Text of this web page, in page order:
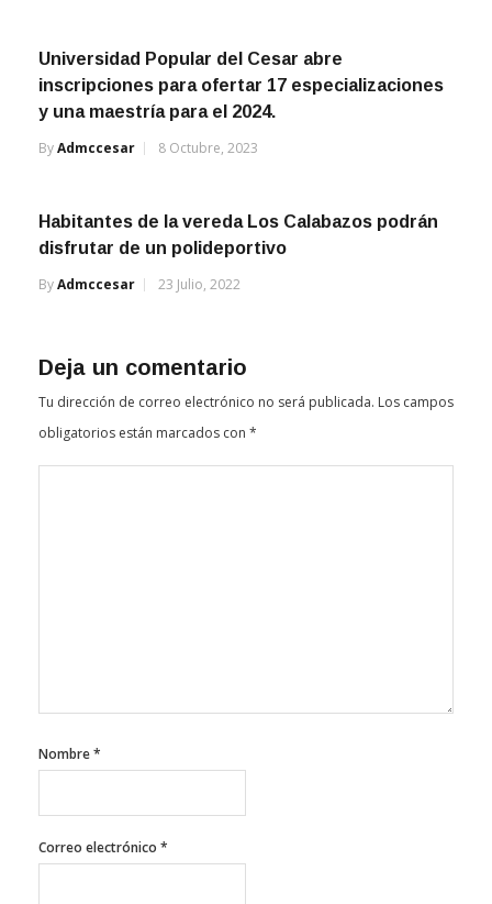
Universidad Popular del Cesar abre
inscripciones para ofertar 17 especializaciones
y una maestría para el 2024.
ByAdmccesar 8 Octubre, 2023
Habitantes de la vereda Los Calabazos podrán
disfrutar de un polideportivo
ByAdmccesar 23 Julio, 2022
Deja un comentario
Tu dirección de correo electrónico no será publicada. Los campos
obligatorios están marcados con *
Nombre*
Correo electrónico *